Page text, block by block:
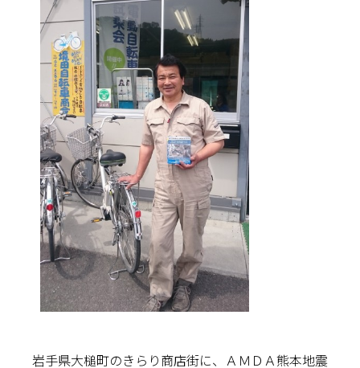
岩手県大槌町のきらり商店街に、ＡＭＤＡ熊本地震